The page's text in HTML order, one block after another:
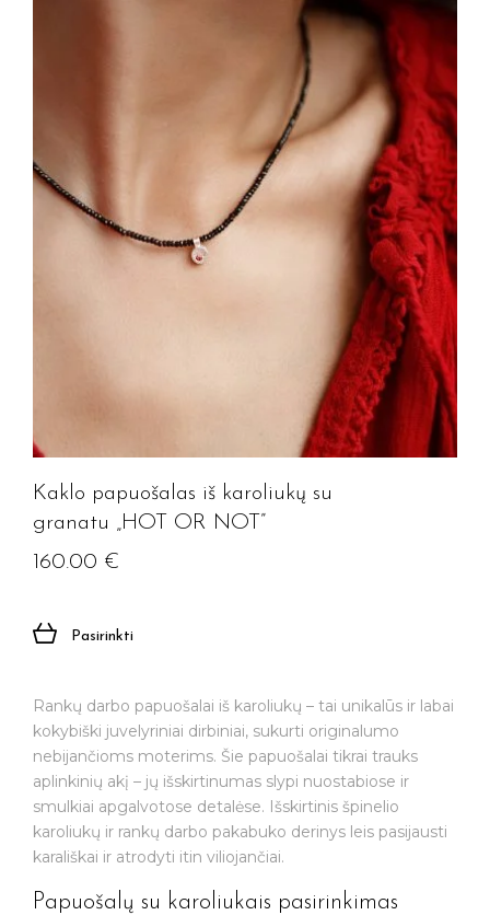
Kaklo papuošalas iš karoliukų su
granatu „HOT OR NOT”
160.00 €
Pasirinkti
Rankų darbo papuošalai iš karoliukų – tai unikalūs ir labai
kokybiški juvelyriniai dirbiniai, sukurti originalumo
nebijančioms moterims. Šie papuošalai tikrai trauks
aplinkinių akį – jų išskirtinumas slypi nuostabiose ir
smulkiai apgalvotose detalėse. Išskirtinis špinelio
karoliukų ir rankų darbo pakabuko derinys leis pasijausti
karališkai ir atrodyti itin viliojančiai.
Papuošalų su karoliukais pasirinkimas